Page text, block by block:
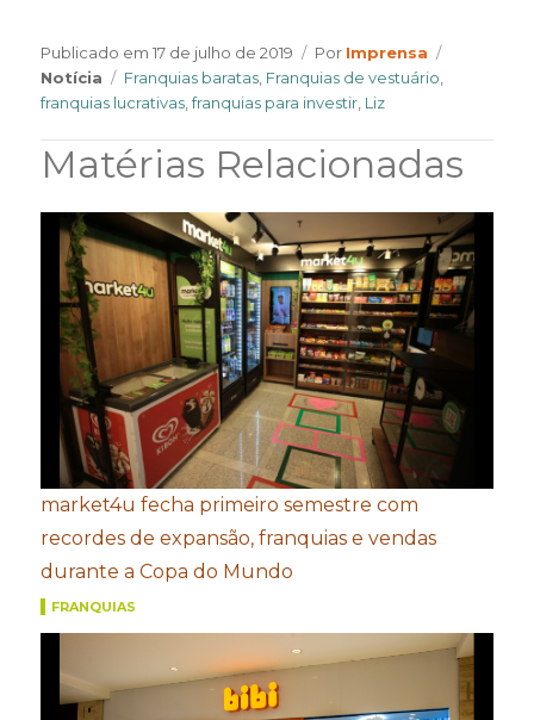
Publicado em17 de julho de 2019 Por Author
Imprensa
Notícia
Tags
Franquias baratas Franquias de vestuário
franquias lucrativas ,franquias para investir Liz
Matérias Relacionadas
market4u fecha primeiro semestre com
recordes de expansão, franquias e vendas
durante a Copa do Mundo
FRANQUIAS